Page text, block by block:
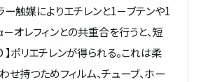
ー触媒によりエチレンと1－ブテンや1
オレフィンとの共重合を行うと、短
】ポリエチレンが得られる。これは柔
持つためフィルム、チューブ、ホー